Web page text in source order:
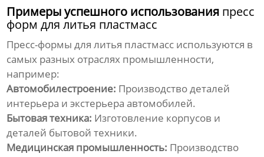
Примеры успешного использования пресс
форм для литья пластмасс
Пресс-формы для литья пластмасс используются в
самых разных отраслях промышленности,
например:
Автомобилестроение: Производство деталей
интерьера и экстерьера автомобилей.
Бытовая техника: Изготовление корпусов и
деталей бытовой техники.
Медицинская промышленность: Производство